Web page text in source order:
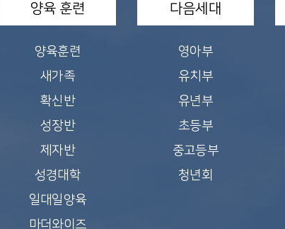
양육 훈련
양육훈련
새가족
확신반
성장반
제자반
성경대학
일대일양육
마더와이즈
다음세대
영아부
유치부
유년부
초등부
중고등부
청년회